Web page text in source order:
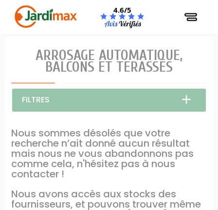
4.6/5
ARROSAGE AUTOMATIQUE,
BALCONS ET TERASSES
FILTRES
Nous sommes désolés que votre
recherche n’ait donné aucun résultat
mais nous ne vous abandonnons pas
comme cela, n'hésitez pas à nous
contacter !
Nous avons accès aux stocks des
fournisseurs, et pouvons trouver même
Panneau de gestion des cookies